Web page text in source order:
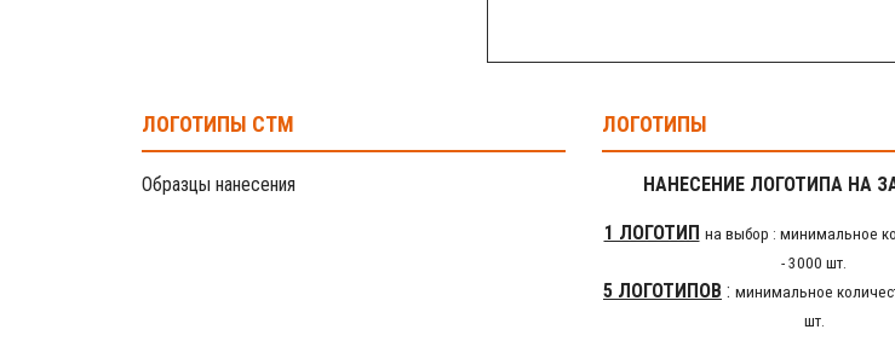
ЛОГОТИПЫ СТМ
Образцы нанесения
ЛОГОТИПЫ
НАНЕСЕНИЕ ЛОГОТИПА НА
1 ЛОГОТИП на выбор : минимальное
- 3000 шт.
5 ЛОГОТИПОВ : минимальное
шт.